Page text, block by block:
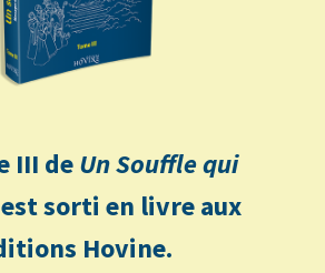
III deUn Souffle qui
sorti en livre aux
Hovine.